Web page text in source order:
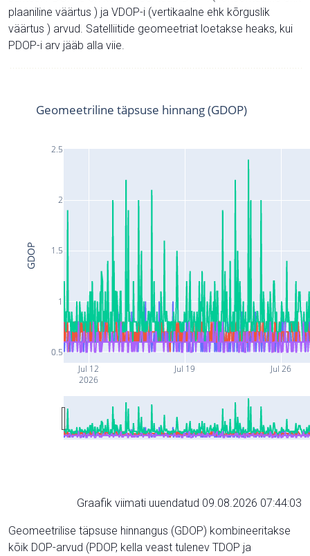
plaaniline väärtus ) ja VDOP-i (vertikaalne ehk kõrguslik
väärtus ) arvud. Satelliitide geomeetriat loetakse heaks, kui
PDOP-i arv jääb alla viie.
Jul 12
2026
Jul 19 Jul 26
0.5
1
1.5
2
2.5
Geomeetriline täpsuse hinnang (GDOP)
GDOP
Graafik viimati uuendatud 09.08.2026 07:44:03
Geomeetrilise täpsuse hinnangus (GDOP) kombineeritakse
kõik DOP-arvud (PDOP, kella veast tulenev TDOP ja